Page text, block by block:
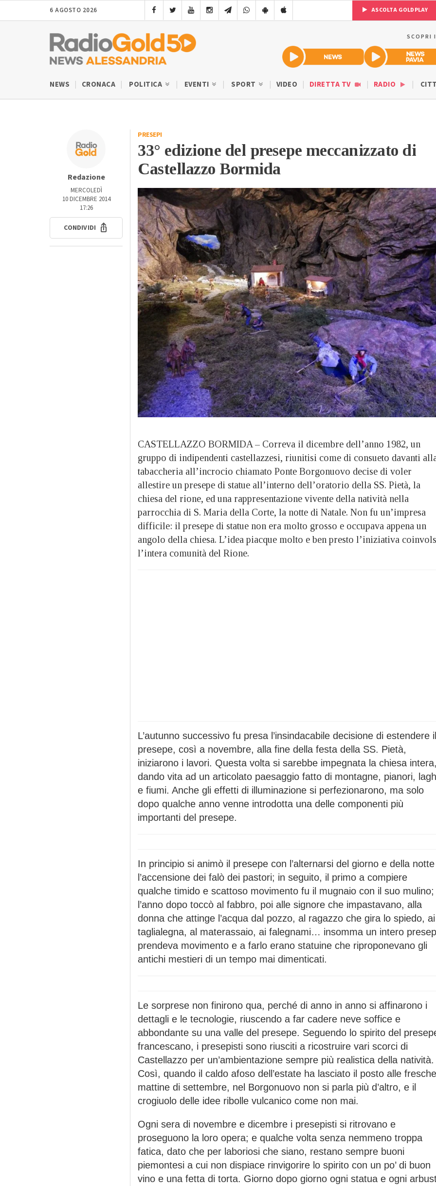
6 AGOSTO 2026 ASCOLTA GOLDPLAY
SCOPRI
NEWS CRONACA POLITICA EVENTI SPORT VIDEO DIRETTA TV RADIO
Redazione
MERCOLEDÌ
10 DICEMBRE 2014
17:26
CONDIVIDI
PRESEPI
33° edizione del presepe meccanizzato di
Castellazzo Bormida
CASTELLAZZO BORMIDA – Correva il dicembre dell’anno 1982, un
gruppo di indipendenti castellazzesi, riunitisi come di consueto davanti
tabaccheria all’incrocio chiamato Ponte Borgonuovo decise di voler
allestire un presepe di statue all’interno dell’oratorio della SS. Pietà, la
chiesa del rione, ed una rappresentazione vivente della natività nella
parrocchia di S. Maria della Corte, la notte di Natale. Non fu un’impresa
difficile: il presepe di statue non era molto grosso e occupava appena un
angolo della chiesa. L’idea piacque molto e ben presto l’iniziativa
l’intera comunità del Rione.
L’autunno successivo fu presa l’insindacabile decisione di estendere il
presepe, così a novembre, alla fine della festa della SS. Pietà,
iniziarono i lavori. Questa volta si sarebbe impegnata la chiesa intera,
dando vita ad un articolato paesaggio fatto di montagne, pianori,
e fiumi. Anche gli effetti di illuminazione si perfezionarono, ma solo
dopo qualche anno venne introdotta una delle componenti più
importanti del presepe.
In principio si animò il presepe con l’alternarsi del giorno e della
l’accensione dei falò dei pastori; in seguito, il primo a compiere
qualche timido e scattoso movimento fu il mugnaio con il suo mulino;
l’anno dopo toccò al fabbro, poi alle signore che impastavano, alla
donna che attinge l’acqua dal pozzo, al ragazzo che gira lo spiedo, ai
taglialegna, al materassaio, ai falegnami… insomma un intero
prendeva movimento e a farlo erano statuine che riproponevano gli
antichi mestieri di un tempo mai dimenticati.
Le sorprese non finirono qua, perché di anno in anno si affinarono i
dettagli e le tecnologie, riuscendo a far cadere neve soffice e
abbondante su una valle del presepe. Seguendo lo spirito del
francescano, i presepisti sono riusciti a ricostruire vari scorci di
Castellazzo per un’ambientazione sempre più realistica della natività.
Così, quando il caldo afoso dell’estate ha lasciato il posto alle fresche
mattine di settembre, nel Borgonuovo non si parla più d’altro, e il
crogiuolo delle idee ribolle vulcanico come non mai.
Ogni sera di novembre e dicembre i presepisti si ritrovano e
proseguono la loro opera; e qualche volta senza nemmeno troppa
fatica, dato che per laboriosi che siano, restano sempre buoni
piemontesi a cui non dispiace rinvigorire lo spirito con un po’ di buon
vino e una fetta di torta. Giorno dopo giorno ogni statua e ogni